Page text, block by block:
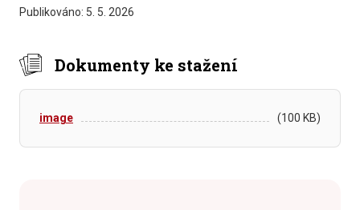
Publikováno: 5. 5. 2026
Dokumenty ke stažení
image (100 KB)